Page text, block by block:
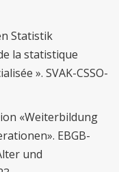
Statistik
la statistique
». SVAK-CSSO-
«Weiterbildung
EBGB-
und